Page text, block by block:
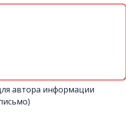
автора информации